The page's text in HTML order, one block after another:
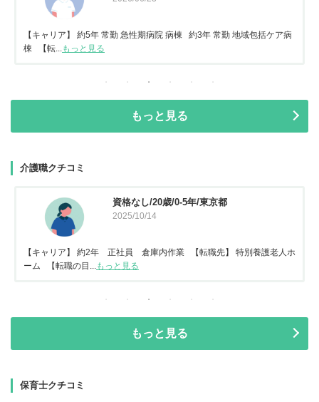
【キャリア】 約5年 常勤 急性期病院 病棟 約3年 常勤 地域包括ケア病
棟 【転...
もっと見る
もっと見る
介護職クチコミ
資格なし/20歳/0-5年/東京都
2025/10/14
【キャリア】 約2年 正社員 倉庫内作業 【転職先】 特別養護老人ホ
ーム 【転職の目...
もっと見る
もっと見る
保育士クチコミ